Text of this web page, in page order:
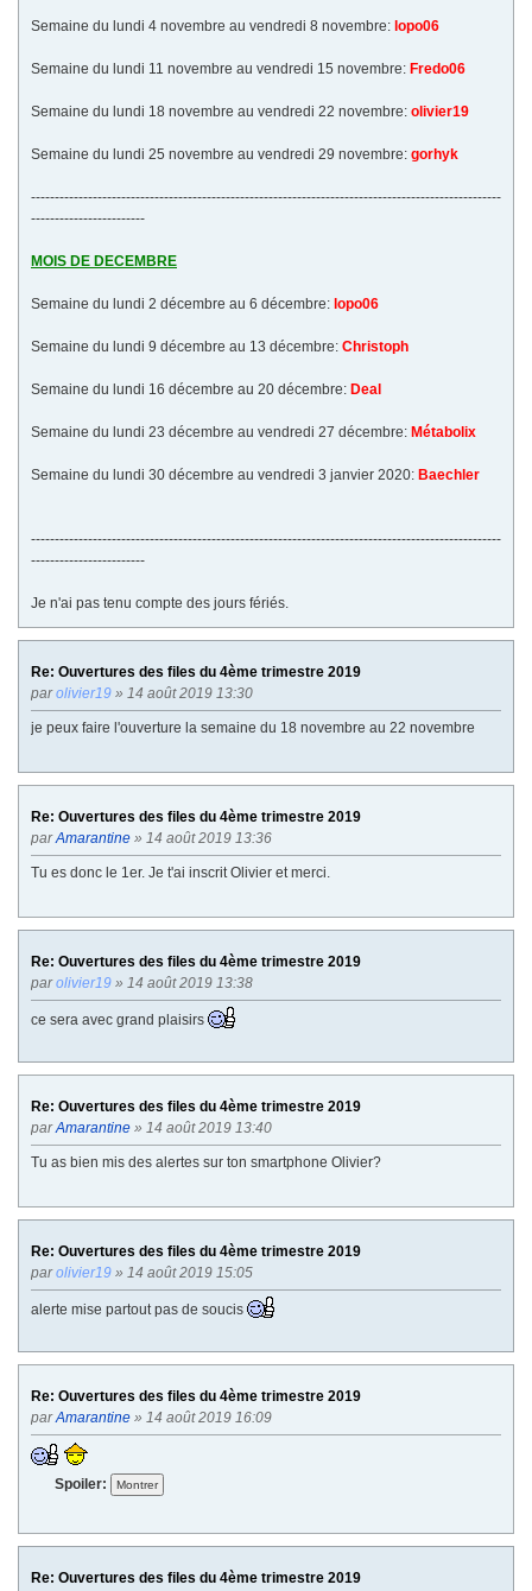
Semaine du lundi 4 novembre au vendredi 8 novembre: lopo06
Semaine du lundi 11 novembre au vendredi 15 novembre: Fredo06
Semaine du lundi 18 novembre au vendredi 22 novembre: olivier19
Semaine du lundi 25 novembre au vendredi 29 novembre: gorhyk
---------------------------------------------------------------------------------------------------
------------------------
MOIS DE DECEMBRE
Semaine du lundi 2 décembre au 6 décembre: lopo06
Semaine du lundi 9 décembre au 13 décembre: Christoph
Semaine du lundi 16 décembre au 20 décembre: Deal
Semaine du lundi 23 décembre au vendredi 27 décembre: Métabolix
Semaine du lundi 30 décembre au vendredi 3 janvier 2020: Baechler
---------------------------------------------------------------------------------------------------
------------------------
Je n'ai pas tenu compte des jours fériés.
Re: Ouvertures des files du 4ème trimestre 2019
parolivier19 » 14 août 2019 13:30
je peux faire l'ouverture la semaine du 18 novembre au 22 novembre
Re: Ouvertures des files du 4ème trimestre 2019
parAmarantine » 14 août 2019 13:36
Tu es donc le 1er. Je t'ai inscrit Olivier et merci.
Re: Ouvertures des files du 4ème trimestre 2019
parolivier19 » 14 août 2019 13:38
ce sera avec grand plaisirs
Re: Ouvertures des files du 4ème trimestre 2019
parAmarantine » 14 août 2019 13:40
Tu as bien mis des alertes sur ton smartphone Olivier?
Re: Ouvertures des files du 4ème trimestre 2019
parolivier19 » 14 août 2019 15:05
alerte mise partout pas de soucis
Re: Ouvertures des files du 4ème trimestre 2019
parAmarantine » 14 août 2019 16:09
Spoiler:
Re: Ouvertures des files du 4ème trimestre 2019